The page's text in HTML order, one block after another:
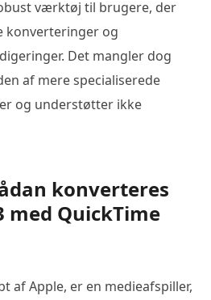
værktøj til brugere, der
konverteringer og
Det mangler dog
af mere specialiserede
og understøtter ikke
konverteres
med QuickTime
af Apple, er en medieafspiller,